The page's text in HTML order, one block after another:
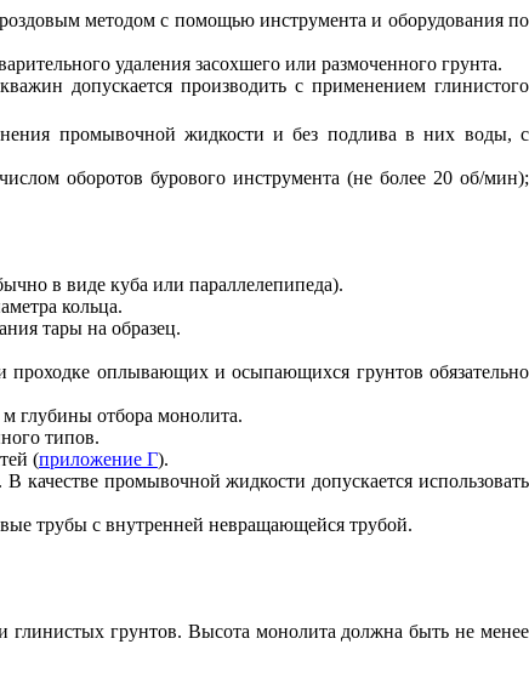
методом с помощью инструмента и оборудования по
удаления засохшего или размоченного грунта.
допускается производить с применением глинистого
промывочной жидкости и без подлива в них воды, с
оборотов бурового инструмента (не более 20 об/мин);
в виде куба или параллелепипеда).
кольца.
тары на образец.
проходке оплывающих и осыпающихся грунтов обязательно
глубины отбора монолита.
типов.
(приложение Г).
промывочной жидкости допускается использовать
трубы с внутренней невращающейся трубой.
грунтов. Высота монолита должна быть не менее